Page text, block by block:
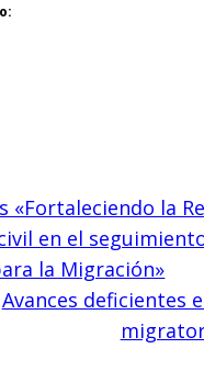
«Fortaleciendo la
en el
la Migración»
Avances deficientes